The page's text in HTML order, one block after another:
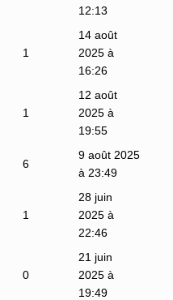
12:13
1
14 août
2025 à
16:26
1
12 août
2025 à
19:55
6
9 août 2025
à 23:49
1
28 juin
2025 à
22:46
0
21 juin
2025 à
19:49